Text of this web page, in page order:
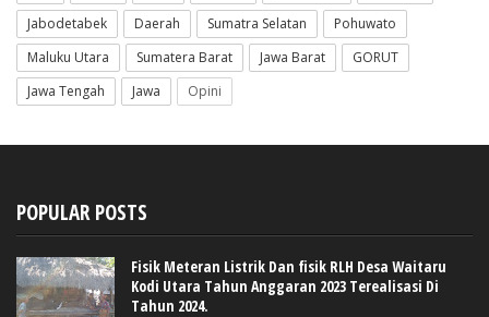
Jabodetabek
Daerah Sumatra Selatan
Pohuwato
Maluku Utara
Sumatera Barat Jawa Barat
GORUT
Jawa Tengah
Jawa Opini
POPULAR POSTS
Fisik Meteran Listrik Dan fisik RLH Desa Waitaru
Kodi Utara Tahun Anggaran 2023 Terealisasi Di
Tahun 2024.